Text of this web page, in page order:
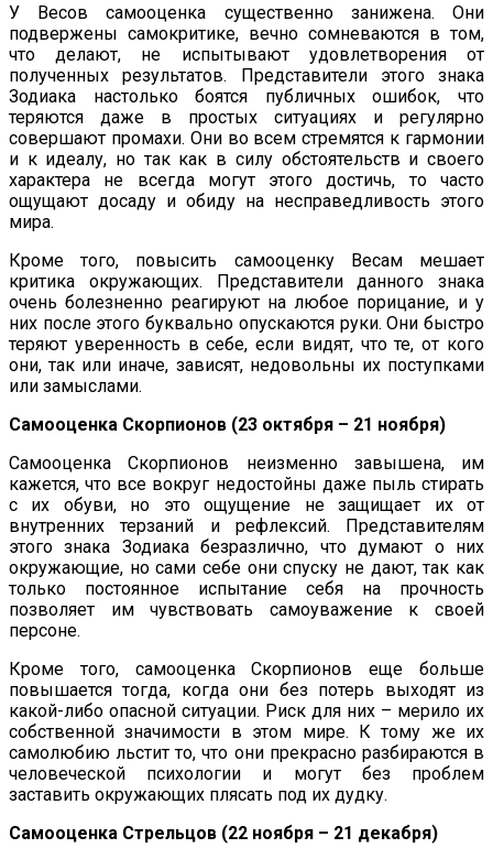
У Весов самооценка существенно занижена. Они
подвержены самокритике, вечно сомневаются в том,
что делают, не испытывают удовлетворения от
полученных результатов. Представители этого знака
Зодиака настолько боятся публичных ошибок, что
теряются даже в простых ситуациях и регулярно
совершают промахи. Они во всем стремятся к гармонии
и к идеалу, но так как в силу обстоятельств и своего
характера не всегда могут этого достичь, то часто
ощущают досаду и обиду на несправедливость этого
мира.
Кроме того, повысить самооценку Весам мешает
критика окружающих. Представители данного знака
очень болезненно реагируют на любое порицание, и у
них после этого буквально опускаются руки. Они быстро
теряют уверенность в себе, если видят, что те, от кого
они, так или иначе, зависят, недовольны их поступками
или замыслами.
Самооценка Скорпионов (23 октября – 21 ноября)
Самооценка Скорпионов неизменно завышена, им
кажется, что все вокруг недостойны даже пыль стирать
с их обуви, но это ощущение не защищает их от
внутренних терзаний и рефлексий. Представителям
этого знака Зодиака безразлично, что думают о них
окружающие, но сами себе они спуску не дают, так как
только постоянное испытание себя на прочность
позволяет им чувствовать самоуважение к своей
персоне.
Кроме того, самооценка Скорпионов еще больше
повышается тогда, когда они без потерь выходят из
какой-либо опасной ситуации. Риск для них – мерило их
собственной значимости в этом мире. К тому же их
самолюбию льстит то, что они прекрасно разбираются в
человеческой психологии и могут без проблем
заставить окружающих плясать под их дудку.
Самооценка Стрельцов (22 ноября – 21 декабря)